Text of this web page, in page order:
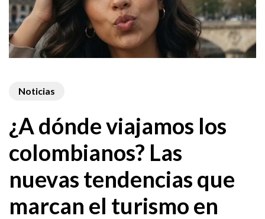
Noticias
¿A dónde viajamos los
colombianos? Las
nuevas tendencias que
marcan el turismo en